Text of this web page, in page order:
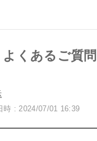
よくあるご質問
時 : 2024/07/01 16:39